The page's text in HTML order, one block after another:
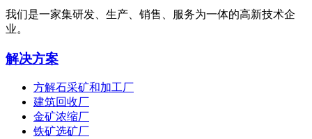
我们是一家集研发、生产、销售、服务为一体的高新技术企
业。
解决方案
方解石采矿和加工厂
建筑回收厂
金矿浓缩厂
铁矿选矿厂